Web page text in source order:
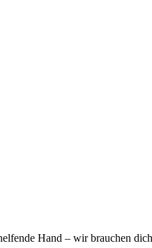
Hand – wir brauchen